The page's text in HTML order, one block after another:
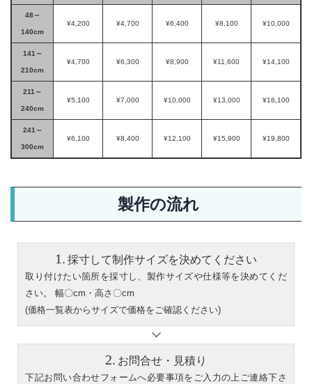
48～
140cm
¥4,200 ¥4,700 ¥6,400 ¥8,100 ¥10,000
141～
210cm
¥4,700 ¥6,300 ¥8,900 ¥11,600 ¥14,100
211～
240cm
¥5,100 ¥7,000 ¥10,000 ¥13,000 ¥16,100
241～
300cm
¥6,100 ¥8,400 ¥12,100 ¥15,900 ¥19,800
製作の流れ
採寸して制作サイズを決めてください
取り付けたい箇所を採寸し、製作サイズや仕様等を決めてくだ
さい。 幅〇cm・高さ〇cm
(価格一覧表からサイズで価格をご確認ください)
お問合せ・見積り
下記お問い合わせフォームへ必要事項をご入力の上ご連絡下さ